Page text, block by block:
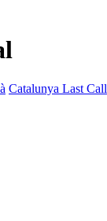
Catalunya Last Call